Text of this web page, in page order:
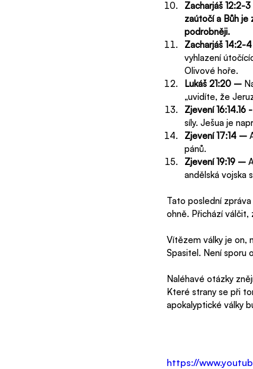
Zacharjáš 12:2-
zaútočí a Bůh je
podrobněji.
Zacharjáš 14:2-4
vyhlazení
Olivové hoře.
Lukáš 21:20 –
„uvidíte, že
Zjevení 16:14.16 -
síly. Ješua je
Zjevení 17:14 –
pánů.
Zjevení 19:19 –
andělská vojska
Tato poslední
ohně. Přichází
Vítězem války je on,
Spasitel. Není sporu
Naléhavé otázky
Které strany se při
apokalyptické války
https://